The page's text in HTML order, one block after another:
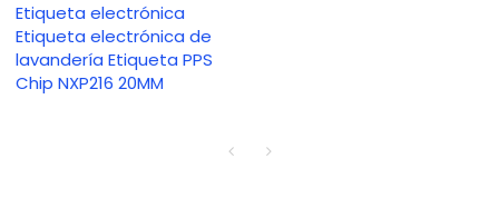
Etiqueta electrónica
Etiqueta electrónica de
lavandería Etiqueta PPS
Chip NXP216 20MM